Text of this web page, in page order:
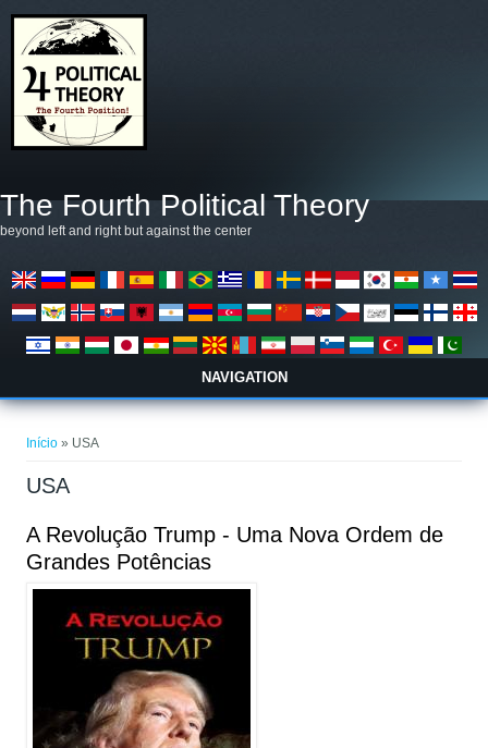
The Fourth Political Theory
beyond left and right but against the center
NAVIGATION
Início » USA
USA
A Revolução Trump - Uma Nova Ordem de
Grandes Potências